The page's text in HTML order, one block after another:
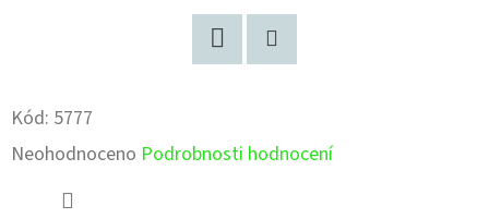
Kód: 5777
Průměrné
hodnocení
Neohodnoceno Podrobnosti hodnocení